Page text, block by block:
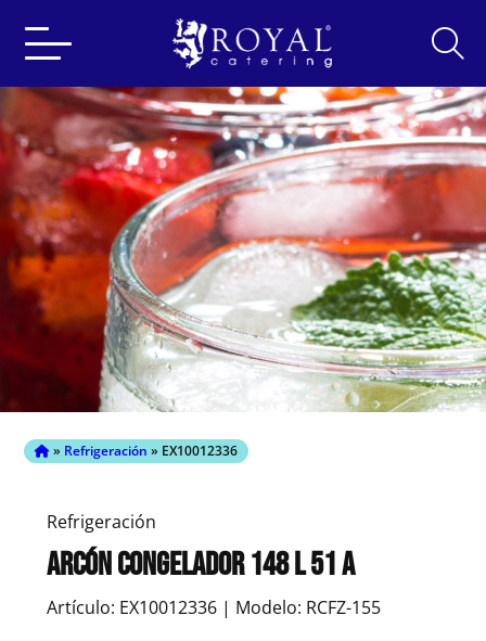
for:
» Refrigeración » EX10012336
Refrigeración
Arcón Congelador 148 L 51 A
Artículo: EX10012336 | Modelo: RCFZ-155